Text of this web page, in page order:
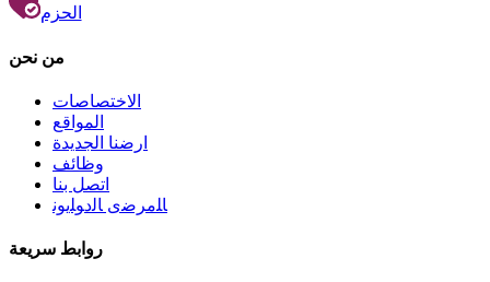
الحزم
من نحن
الاختصاصات
المواقع
ارضنا الجديدة
وظائف
اتصل بنا
ﺎﻠﻣﺮﺿﻯ ﺎﻟﺩﻮﻠﻳﻮﻧ
روابط سريعة